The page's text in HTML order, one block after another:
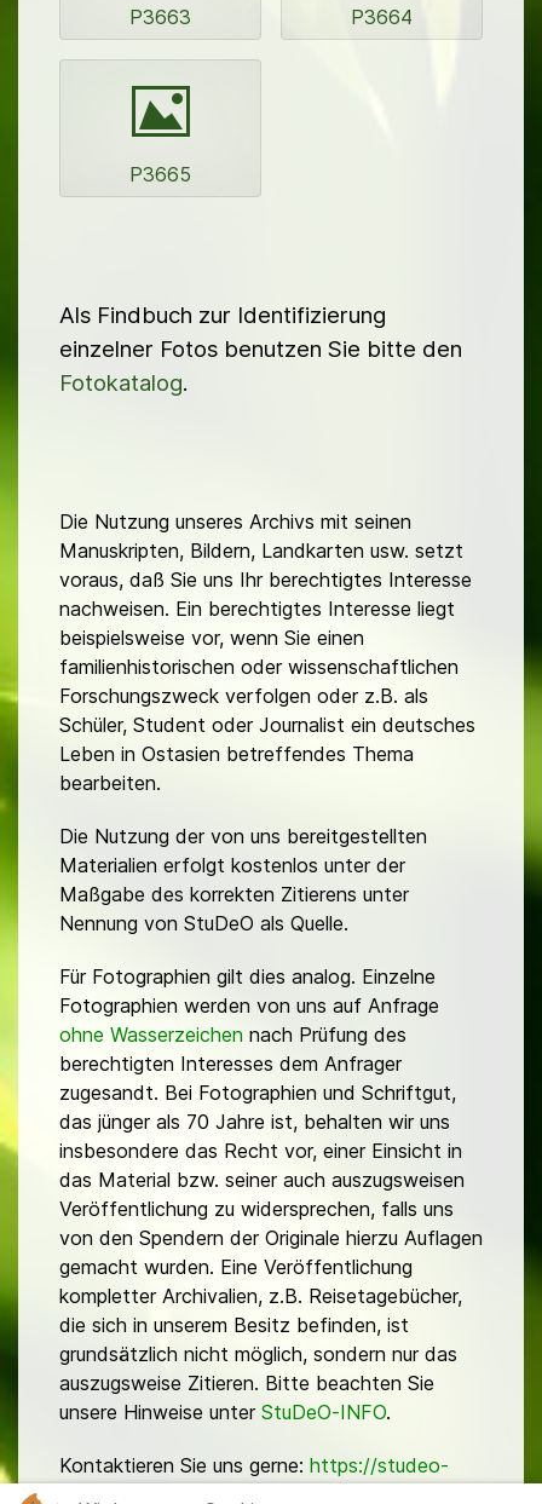
P3663 P3664
P3665
Als Findbuch zur Identifizierung
einzelner Fotos benutzen Sie bitte den
Fotokatalog.
Die Nutzung unseres Archivs mit seinen
Manuskripten, Bildern, Landkarten usw. setzt
voraus, daß Sie uns Ihr berechtigtes Interesse
nachweisen. Ein berechtigtes Interesse liegt
beispielsweise vor, wenn Sie einen
familienhistorischen oder wissenschaftlichen
Forschungszweck verfolgen oder z.B. als
Schüler, Student oder Journalist ein deutsches
Leben in Ostasien betreffendes Thema
bearbeiten.
Die Nutzung der von uns bereitgestellten
Materialien erfolgt kostenlos unter der
Maßgabe des korrekten Zitierens unter
Nennung von StuDeO als Quelle.
Für Fotographien gilt dies analog. Einzelne
Fotographien werden von uns auf Anfrage
ohne Wasserzeichen nach Prüfung des
berechtigten Interesses dem Anfrager
zugesandt. Bei Fotographien und Schriftgut,
das jünger als 70 Jahre ist, behalten wir uns
insbesondere das Recht vor, einer Einsicht in
das Material bzw. seiner auch auszugsweisen
Veröffentlichung zu widersprechen, falls uns
von den Spendern der Originale hierzu Auflagen
gemacht wurden. Eine Veröffentlichung
kompletter Archivalien, z.B. Reisetagebücher,
die sich in unserem Besitz befinden, ist
grundsätzlich nicht möglich, sondern nur das
auszugsweise Zitieren. Bitte beachten Sie
unsere Hinweise unter StuDeO-INFO.
Kontaktieren Sie uns gerne: https://studeo-